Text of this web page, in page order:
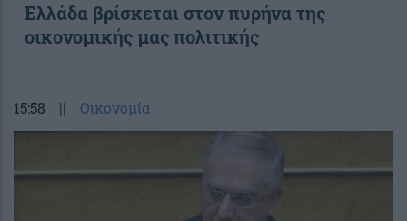
Ελλάδα βρίσκεται στον πυρήνα της
οικονομικής μας πολιτικής
15:58 || Οικονομία